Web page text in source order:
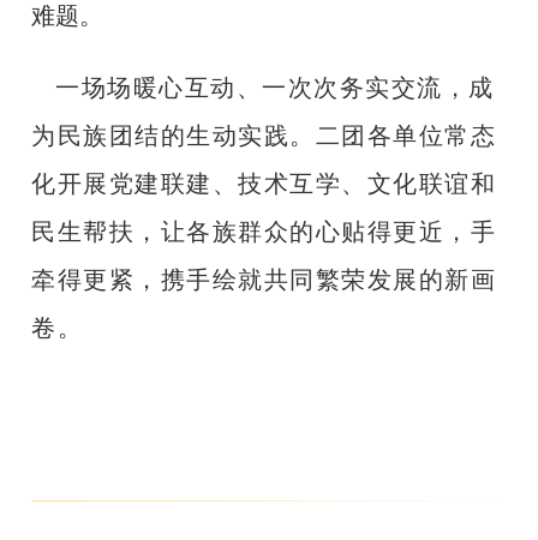
难题。
一场场暖心互动、一次次务实交流，成
为民族团结的生动实践。二团各单位常态
化开展党建联建、技术互学、文化联谊和
民生帮扶，让各族群众的心贴得更近，手
牵得更紧，携手绘就共同繁荣发展的新画
卷。